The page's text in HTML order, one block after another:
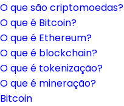
O que são criptomoedas?
O que é Bitcoin?
O que é Ethereum?
O que é blockchain?
O que é tokenização?
O que é mineração?
Bitcoin